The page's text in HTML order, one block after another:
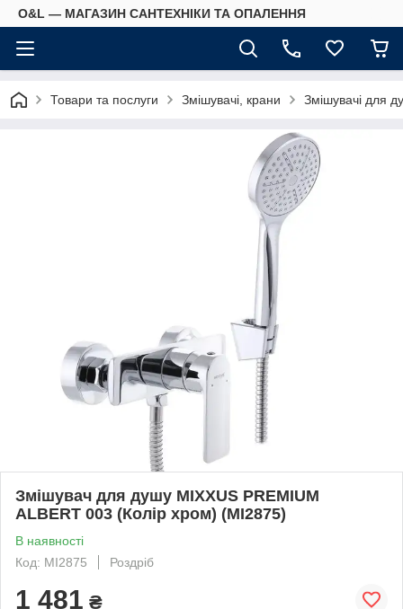
O&L — МАГАЗИН САНТЕХНІКИ ТА ОПАЛЕННЯ
Товари та послуги Змішувачі, крани Змішувачі для
Змішувач для душу MIXXUS PREMIUM
ALBERT 003 (Колір хром) (MI2875)
В наявності
Код: MI2875
Роздріб
1 481 ₴